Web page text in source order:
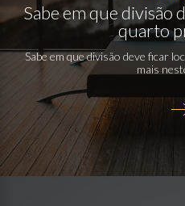
Sabe em que divisão
quarto
Sabe em que divisão deve ficar
mais